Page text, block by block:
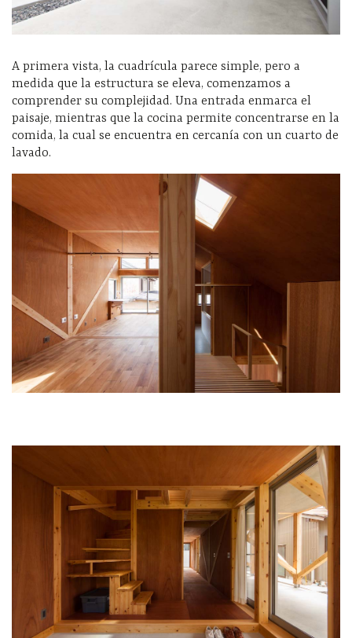
A primera vista, la cuadrícula parece simple, pero a
medida que la estructura se eleva, comenzamos a
comprender su complejidad. Una entrada enmarca el
paisaje, mientras que la cocina permite concentrarse en la
comida, la cual se encuentra en cercanía con un cuarto de
lavado.